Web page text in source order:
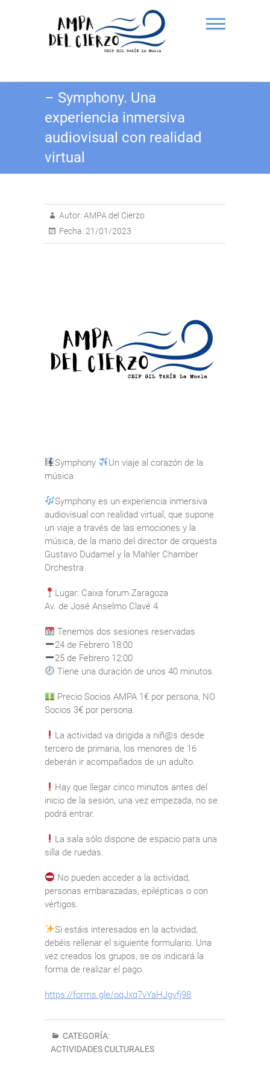
AMPA del Cierzo CEIP Gil
Tarín
– Symphony. Una
experiencia inmersiva
audiovisual con realidad
virtual
Autor: AMPA del Cierzo
Fecha: 21/01/2023
Symphony
Un viaje al corazón de la
música
Symphony es un experiencia inmersiva
audiovisual con realidad virtual, que supone
un viaje a través de las emociones y la
música, de la mano del director de orquesta
Gustavo Dudamel y la Mahler Chamber
Orchestra
Lugar: Caixa forum Zaragoza
Av. de José Anselmo Clavé 4
Tenemos dos sesiones reservadas
24 de Febrero 18:00
25 de Febrero 12:00
Tiene una duración de unos 40 minutos.
Precio Socios AMPA 1€ por persona, NO
Socios 3€ por persona.
La actividad va dirigida a niñ@s desde
tercero de primaria, los menores de 16
deberán ir acompañados de un adulto.
Hay que llegar cinco minutos antes del
inicio de la sesión, una vez empezada, no se
podrá entrar.
La sala sólo dispone de espacio para una
silla de ruedas.
No pueden acceder a la actividad,
personas embarazadas, epilépticas o con
vértigos.
Si estáis interesados en la actividad,
debéis rellenar el siguiente formulario. Una
vez creados los grupos, se os indicará la
forma de realizar el pago.
https://forms.gle/oqJxq7vYaHJgvfj98
CATEGORÍA:
ACTIVIDADES CULTURALES